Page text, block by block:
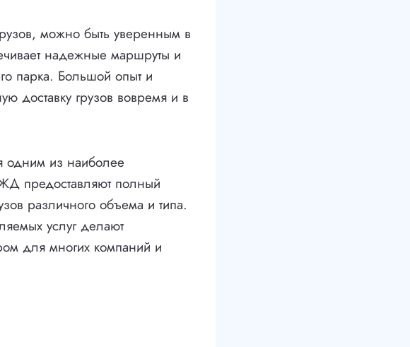
можно быть уверенным в
надежные маршруты и
парка. Большой опыт и
доставку грузов вовремя и в
одним из наиболее
предоставляют полный
различного объема и типа.
услуг делают
для многих компаний и